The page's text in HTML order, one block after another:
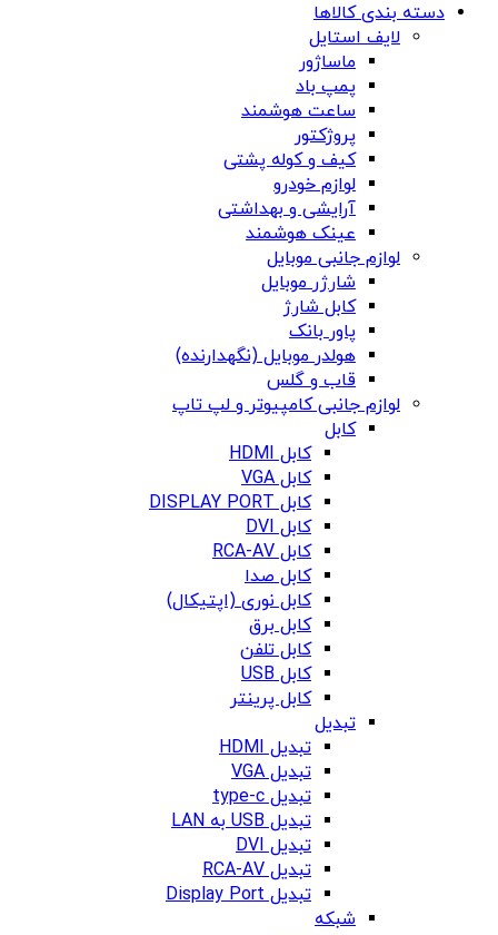
دسته بندی کالاها
لایف استایل
ماساژور
پمپ باد
ساعت هوشمند
پروژکتور
کیف و کوله پشتی
لوازم خودرو
آرایشی و بهداشتی
عینک هوشمند
لوازم جانبی موبایل
شارژر موبایل
کابل شارژ
پاور بانک
هولدر موبایل (نگهدارنده)
قاب و گلس
لوازم جانبی کامپیوتر و لپ تاپ
کابل
کابل HDMI
کابل VGA
کابل DISPLAY PORT
کابل DVI
کابل RCA-AV
کابل صدا
کابل نوری (اپتیکال)
کابل برق
کابل تلفن
کابل USB
کابل پرینتر
تبدیل
تبدیل HDMI
تبدیل VGA
تبدیل type-c
تبدیل USB به LAN
تبدیل DVI
تبدیل RCA-AV
تبدیل Display Port
شبکه